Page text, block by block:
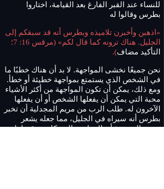
للنساء عند القبر الفارغ بعد القيامة، اختاروا
بطرس وقالوا له
«اذهبن وأخبرن تلاميذه وبطرس أنه قد سبقكم إلى
الجليل. هناك ترونه كما قال لكم» (مرقس 16: 7؛
التأكيد مضاف).
نحن جميعًا نخشى المواجهة. لا بد أن هناك خطبًا ما
في الشخص الذي يستمتع بمواجهة خطيئة أو خطأ.
ومع ذلك، يمكن أن تكون المواجهة من أكثر الأشياء
محبة التي يمكن أن يفعلها الشخص أو أن يفعلها
الآخرون له. طلب الرب من مريم المجدلية أن تخبر
بطرس أنه سيراه في الجليل، مما جعله يشعر
ببعض التوتر بشأن المواجهة التي كان يتوقعها. لقد